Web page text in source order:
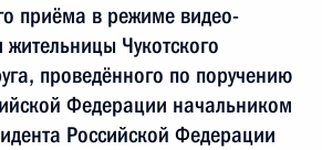
приёма в режиме видео-
Чукотского
проведённого по поручению
Федерации начальником
Российской Федерации